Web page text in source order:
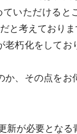
いただけると
と考えておりま
朽化をしてお
、その点をお
新が必要となる